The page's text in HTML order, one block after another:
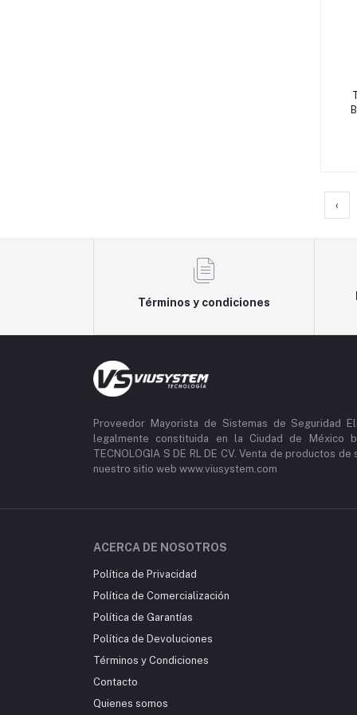
‹
Términos y condiciones
Proveedor Mayorista de Sistemas de Seguridad
legalmente constituida en la Ciudad de México
TECNOLOGIA S DE RL DE CV. Venta de productos
nuestro sitio web www.viusystem.com
ACERCA DE NOSOTROS
Política de Privacidad
Política de Comercialización
Política de Garantías
Política de Devoluciones
Términos y Condiciones
Contacto
Quienes somos